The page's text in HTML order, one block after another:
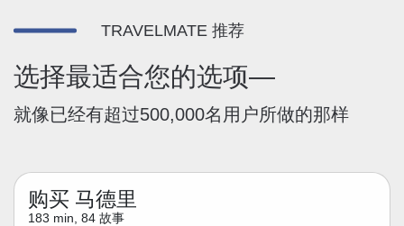
TRAVELMATE 推荐
选择最适合您的选项—
就像已经有超过500,000名用户所做的那样
购买 马德里
183 min, 84 故事